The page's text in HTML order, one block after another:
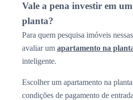
Vale a pena investir em
planta?
Para quem pesquisa imóveis
avaliar um apartamento na
inteligente.
Escolher um apartamento na
condições de pagamento de